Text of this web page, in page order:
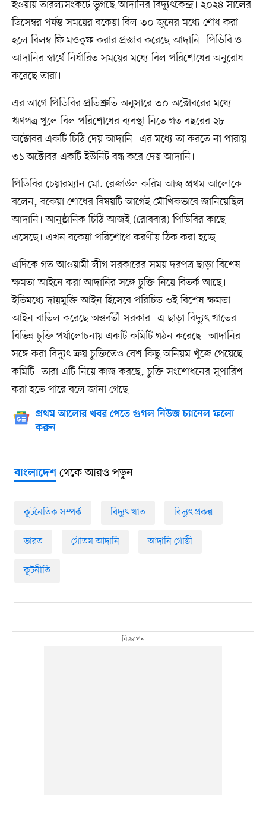
হওয়ায় তারল্যসংকটে ভুগছে আদানির বিদ্যুৎকেন্দ্র। ২০২৪ সালের
ডিসেম্বর পর্যন্ত সময়ের বকেয়া বিল ৩০ জুনের মধ্যে শোধ করা
হলে বিলম্ব ফি মওকুফ করার প্রস্তাব করেছে আদানি। পিডিবি ও
আদানির স্বার্থে নির্ধারিত সময়ের মধ্যে বিল পরিশোধের অনুরোধ
করেছে তারা।
এর আগে পিডিবির প্রতিশ্রুতি অনুসারে ৩০ অক্টোবরের মধ্যে
ঋণপত্র খুলে বিল পরিশোধের ব্যবস্থা নিতে গত বছরের ২৮
অক্টোবর একটি চিঠি দেয় আদানি। এর মধ্যে তা করতে না পারায়
৩১ অক্টোবর একটি ইউনিট বন্ধ করে দেয় আদানি।
পিডিবির চেয়ারম্যান মো. রেজাউল করিম আজ প্রথম আলোকে
বলেন, বকেয়া শোধের বিষয়টি আগেই মৌখিকভাবে জানিয়েছিল
আদানি। আনুষ্ঠানিক চিঠি আজই (রোববার) পিডিবির কাছে
এসেছে। এখন বকেয়া পরিশোধে করণীয় ঠিক করা হচ্ছে।
এদিকে গত আওয়ামী লীগ সরকারের সময় দরপত্র ছাড়া বিশেষ
ক্ষমতা আইনে করা আদানির সঙ্গে চুক্তি নিয়ে বিতর্ক আছে।
ইতিমধ্যে দায়মুক্তি আইন হিসেবে পরিচিত ওই বিশেষ ক্ষমতা
আইন বাতিল করেছে অন্তর্বর্তী সরকার। এ ছাড়া বিদ্যুৎ খাতের
বিভিন্ন চুক্তি পর্যালোচনায় একটি কমিটি গঠন করেছে। আদানির
সঙ্গে করা বিদ্যুৎ ক্রয় চুক্তিতেও বেশ কিছু অনিয়ম খুঁজে পেয়েছে
কমিটি। তারা এটি নিয়ে কাজ করছে, চুক্তি সংশোধনের সুপারিশ
করা হতে পারে বলে জানা গেছে।
প্রথম আলোর খবর পেতে গুগল নিউজ চ্যানেল ফলো
করুন
বাংলাদেশথেকে আরও পড়ুন
কূটনৈতিক সম্পর্ক বিদ্যুৎ খাত বিদ্যুৎ প্রকল্প
ভারত গৌতম আদানি আদানি গোষ্ঠী
কূটনীতি